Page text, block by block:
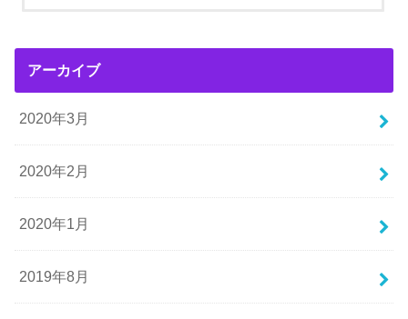
アーカイブ
2020年3月
2020年2月
2020年1月
2019年8月